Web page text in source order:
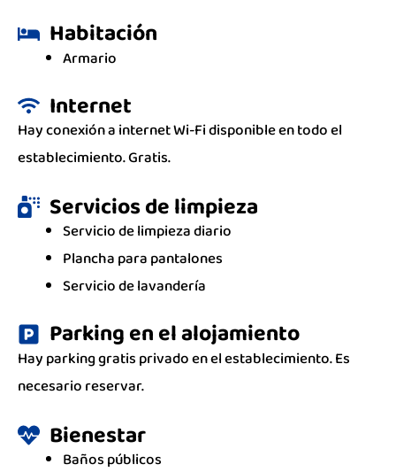
Habitación
Armario
Internet
Hay conexión a internet Wi-Fi disponible en todo el
establecimiento. Gratis.
Servicios de limpieza
Servicio de limpieza diario
Plancha para pantalones
Servicio de lavandería
Parking en el alojamiento
Hay parking gratis privado en el establecimiento. Es
necesario reservar.
Bienestar
Baños públicos